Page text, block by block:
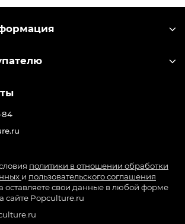
84
политики в отношении обработки
и пользовательского соглашения
оставляете свои данные в любой форме
сайте Popculture.ru